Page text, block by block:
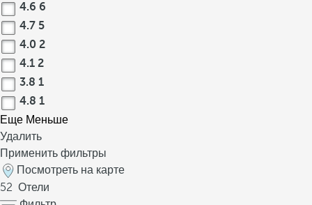
4.6 6
4.7 5
4.0 2
4.1 2
3.8 1
4.8 1
Еще Меньше
Удалить
Применить фильтры
Посмотреть на карте
52 Отели